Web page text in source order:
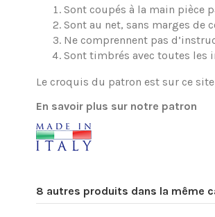
Sont coupés à la main pièce
Sont au net, sans marges de
Ne comprennent pas
Sont timbrés avec toutes les
Le croquis du patron est sur ce
En savoir plus sur notre patron
8 autres produits dans la même